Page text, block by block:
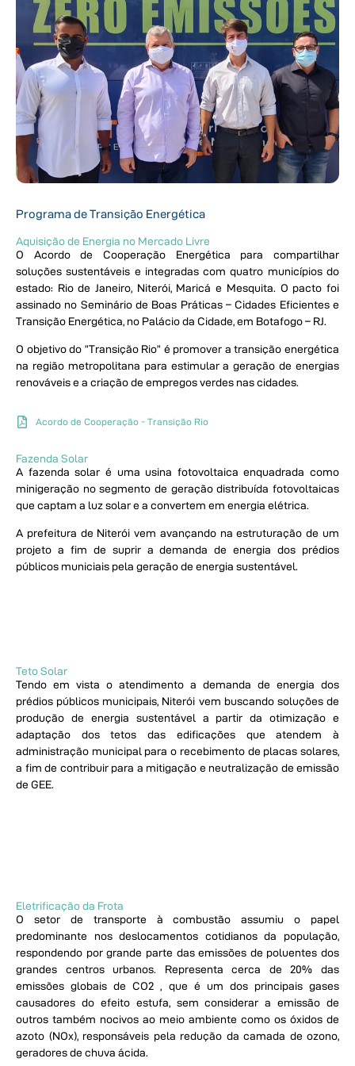
Programa de Transição Energética
Aquisição de Energia no Mercado Livre
O Acordo de Cooperação Energética para compartilhar
soluções sustentáveis e integradas com quatro municípios do
estado: Rio de Janeiro, Niterói, Maricá e Mesquita. O pacto foi
assinado no Seminário de Boas Práticas – Cidades Eficientes e
Transição Energética, no Palácio da Cidade, em Botafogo – RJ.
O objetivo do “Transição Rio” é promover a transição energética
na região metropolitana para estimular a geração de energias
renováveis e a criação de empregos verdes nas cidades.
Acordo de Cooperação - Transição Rio
Fazenda Solar
A fazenda solar é uma usina fotovoltaica enquadrada como
minigeração no segmento de geração distribuída fotovoltaicas
que captam a luz solar e a convertem em energia elétrica.
A prefeitura de Niterói vem avançando na estruturação de um
projeto a fim de suprir a demanda de energia dos prédios
públicos municiais pela geração de energia sustentável.
Teto Solar
Tendo em vista o atendimento a demanda de energia dos
prédios públicos municipais, Niterói vem buscando soluções de
produção de energia sustentável a partir da otimização e
adaptação dos tetos das edificações que atendem à
administração municipal para o recebimento de placas solares,
a fim de contribuir para a mitigação e neutralização de emissão
de GEE.
Eletrificação da Frota
O setor de transporte à combustão assumiu o papel
predominante nos deslocamentos cotidianos da população,
respondendo por grande parte das emissões de poluentes dos
grandes centros urbanos. Representa cerca de 20% das
emissões globais de CO2 , que é um dos principais gases
causadores do efeito estufa, sem considerar a emissão de
outros também nocivos ao meio ambiente como os óxidos de
azoto (NOx), responsáveis pela redução da camada de ozono,
geradores de chuva ácida.